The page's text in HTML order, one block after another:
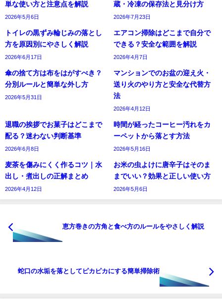
単な使い方と注意点を解説
2026年5月6日
蔵・冷凍の保存法と見分け方
2026年7月23日
トイレの黒ずみ輪じみの落とし
方を原因別にやさしく解説
2026年6月17日
エアコン掃除はどこまで自分で
できる？安全な範囲を解説
2026年4月7日
傘の捨て方は布をはがすべき？
分別ルールと簡単な外し方
2026年5月31日
マンションでのお盆の迎え火・
送り火のやり方と安全な代替方
法
2026年4月12日
退職の挨拶でお菓子はどこまで
配る？迷わない判断基準
2026年6月8日
時間が経ったコーヒー汚れをカ
ーペットから落とす方法
2026年5月16日
麦茶を傷みにくく作るコツ｜水
出し・煮出しの正解まとめ
2026年4月12日
お米の虫よけに唐辛子はそのま
までいい？効果と正しい使い方
2026年5月6日
恵方巻きの方角と食べ方のルールをやさしく解説
蛇口の水垢を落としてピカピカにする簡単掃除術